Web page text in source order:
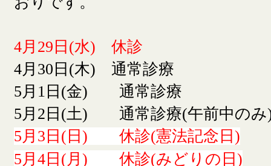
4月29日(水) 休診
4月30日(木) 通常診療
5月1日(金) 通常診療
5月2日(土) 通常診療(午前中のみ
5月3日(日) 休診(憲法記念日)
5月4日(月) 休診(みどりの日)